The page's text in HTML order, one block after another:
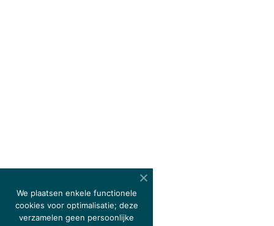
We plaatsen enkele functionele
cookies voor optimalisatie; deze
verzamelen geen persoonlijke